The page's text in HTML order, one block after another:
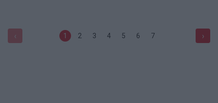
‹ 1 2 3 4 5 6 7 ›